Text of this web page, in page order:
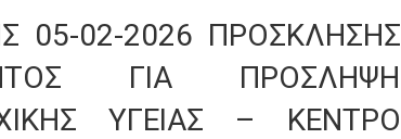
05-02-2026 ΠΡΟΣΚΛΗΣΗΣ
ΓΙΑ ΠΡΟΣΛΗΨΗ
ΥΓΕΙΑΣ – ΚΕΝΤΡΟ